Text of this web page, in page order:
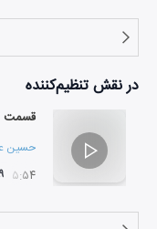
در نقشتنظیم‌کننده
قسمت 17
حسین
۰۵:۵۴